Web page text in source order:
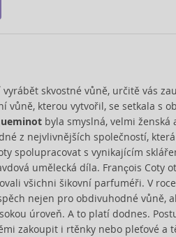
skvostné vůně, určitě vás
kterou vytvořil, se setkala s
byla smyslná, velmi ženská
z nejvlivnějších společností,
spolupracovat s vynikajícím
umělecká díla. François Coty
všichni šikovní parfuméři. V
nejen pro obdivuhodné vůně,
úroveň. A to platí dodnes.
zakoupit i rtěnky nebo pleťové a